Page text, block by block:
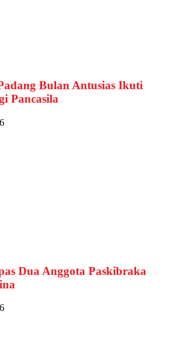
Bulan Antusias Ikuti
Pancasila
Dua Anggota Paskibraka